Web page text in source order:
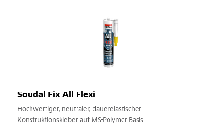
Soudal Fix All Flexi
Hochwertiger, neutraler, dauerelastischer
Konstruktionskleber auf MS-Polymer-Basis